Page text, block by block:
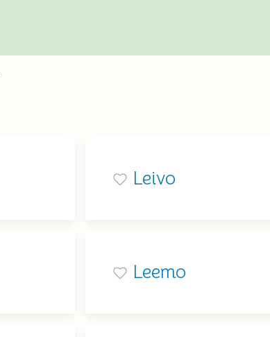
Leivo
Leemo